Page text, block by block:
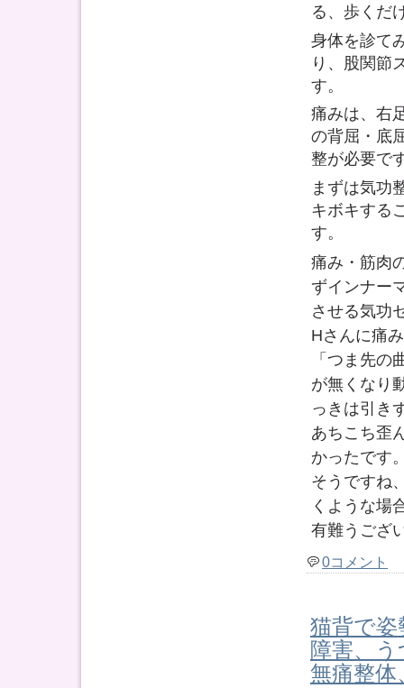
る、歩くだ
身体を診て
り、股関節
す。
痛みは、右
の背屈・底
整が必要で
まずは気功
キボキする
す。
痛み・筋肉
ずインナー
させる気功
Hさんに痛
「つま先
が無くなり
っきは引き
あちこち歪
かったです
そうですね
くような場
有難うござ
0コメント
猫背で
障害、
無痛整体